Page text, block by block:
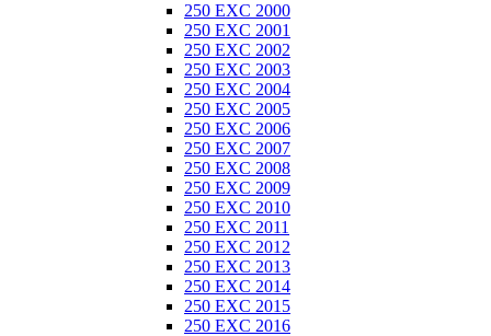
250 EXC 2000
250 EXC 2001
250 EXC 2002
250 EXC 2003
250 EXC 2004
250 EXC 2005
250 EXC 2006
250 EXC 2007
250 EXC 2008
250 EXC 2009
250 EXC 2010
250 EXC 2011
250 EXC 2012
250 EXC 2013
250 EXC 2014
250 EXC 2015
250 EXC 2016